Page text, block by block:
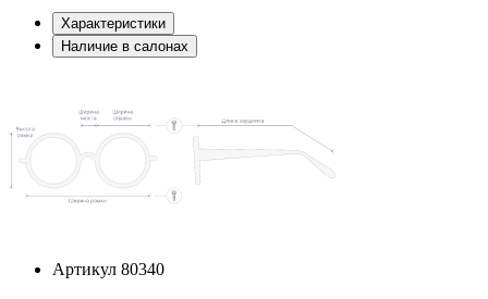
Характеристики
Наличие в салонах
Артикул 80340